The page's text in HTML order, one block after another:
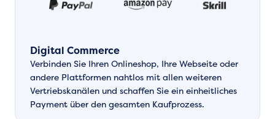
Digital Commerce
Verbinden Sie Ihren Onlineshop, Ihre Webseite oder
andere Plattformen nahtlos mit allen weiteren
Vertriebskanälen und schaffen Sie ein einheitliches
Payment über den gesamten Kaufprozess.